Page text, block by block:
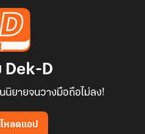
Dek-D
ยายจนวางมือถือไม่ลง!
หลดแอป